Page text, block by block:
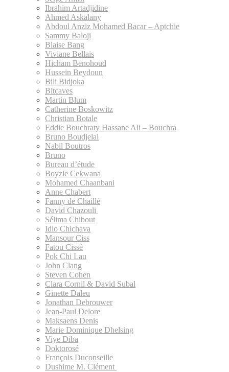
Ibrahim Artadjidine
Ahmed Askalany
Abdoul Anziz Mohamed Bacar – Aptchie
Sammy Baloji
Blaise Bang
Viviane Bellais
Hicham Benohoud
Hussein Beydoun
Bili Bidjoka
Bitcaves
Martin Blum
Catherine Boskowitz
Christian Botale
Eddie Bouchraty Hassane Ali – Bouchra
Bruno Boudjelal
Nabil Boutros
Bruno
Bureau d’étude
Boyzie Cekwana
Mohamed Chaanbani
Anne Chabert
Fanny de Chaillé
David Chazouli
Sélima Chibout
Idio Chichava
Mansour Ciss
Fatou Cissé
Pok Chi Lau
John Clang
Steven Cohen
Clara Cornil & David Subal
Ginette Daleu
Jonathan Debrouwer
Jean-Paul Delore
Maksaens Denis
Marie Dominique Dhelsing
Viye Diba
Doktorosé
François Duconseille
Dushime M. Clément